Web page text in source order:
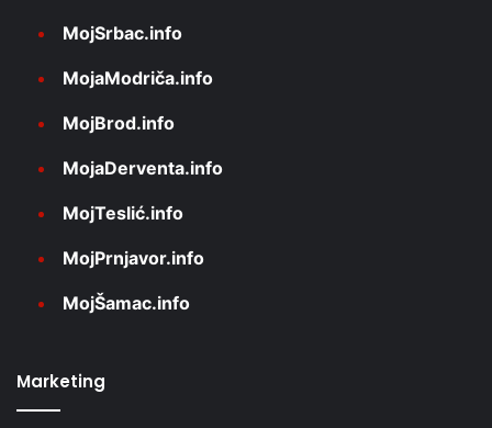
MojSrbac.info
MojaModriča.info
MojBrod.info
MojaDerventa.info
MojTeslić.info
MojPrnjavor.info
MojŠamac.info
Marketing